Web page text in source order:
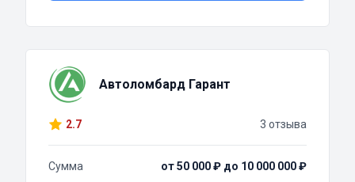
Автоломбард Гарант
2.7 3 отзыва
Сумма
от 50 000 ₽ до 10 000 000 ₽